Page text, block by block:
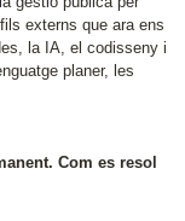
externs que ara ens
la IA, el codisseny i
planer, les
Com es resol